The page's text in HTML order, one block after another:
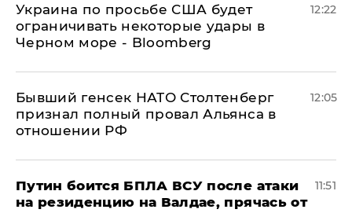
Украина по просьбе США будет
ограничивать некоторые удары в
Черном море - Bloomberg
12:22
Бывший генсек НАТО Столтенберг
признал полный провал Альянса в
отношении РФ
12:05
Путин боится БПЛА ВСУ после атаки
на резиденцию на Валдае, прячась от
11:51